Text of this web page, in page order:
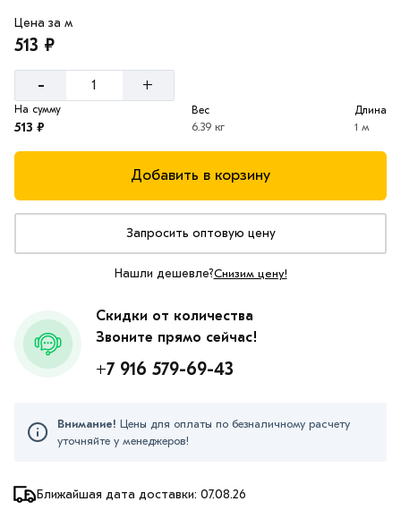
Ближайшая дата доставки: 07.08.26
Цена за м
513 ₽
- +
На сумму
513 ₽
Вес
6.39 кг
Длина
1 м
Добавить в корзину
Запросить оптовую цену
Нашли дешевле?Снизим цену!
Скидки от количества
Звоните прямо сейчас!
+7 916 579-69-43
Внимание! Цены для оплаты по безналичному расчету
уточняйте у менеджеров!